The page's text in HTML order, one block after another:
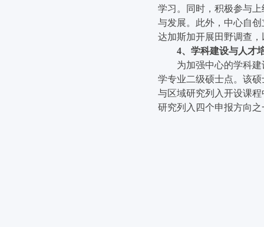
学习。同时，积极参与
与发展。此外，中心自
达加斯加开展田野调查
4、学科建设与人才
为加强中心的学科
学专业二级硕士点。该硕
与区域研究列入开设课程
研究列入四个申报方向之